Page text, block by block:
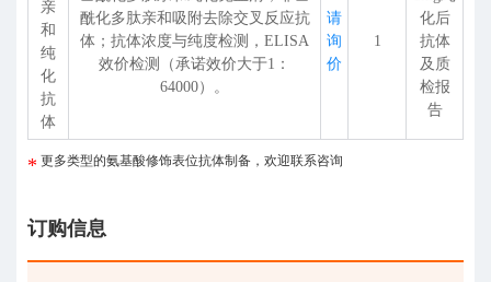
亲
和
纯
化
抗
体
酰化多肽亲和吸附去除交叉反应抗
体；抗体浓度与纯度检测，ELISA
效价检测（承诺效价大于1：
64000）。
请
询
价
1
化后
抗体
及质
检报
告
更多类型的氨基酸修饰表位抗体制备，欢迎联系咨询
订购信息